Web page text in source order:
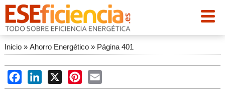
Inicio» Ahorro Energético» Página 401
FacebookLinkedIn
X PinterestEmail